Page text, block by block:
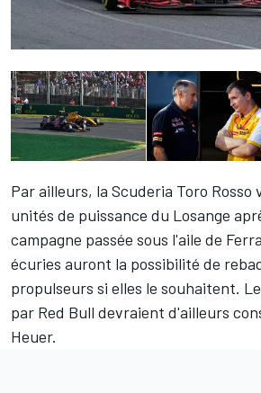
Par ailleurs, la Scuderia Toro Rosso
unités de puissance du Losange
campagne passée sous l'aile de
écuries auront la possibilité de
propulseurs si elles le souhaitent.
par Red Bull devraient d'ailleurs
Heuer.